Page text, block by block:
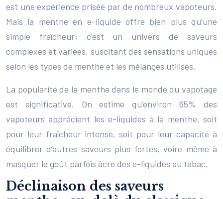
est une expérience prisée par de nombreux vapoteurs.
Mais la menthe en e-liquide offre bien plus qu’une
simple fraîcheur; c’est un univers de saveurs
complexes et variées, suscitant des sensations uniques
selon les types de menthe et les mélanges utilisés.
La popularité de la menthe dans le monde du vapotage
est significative. On estime qu’environ 65% des
vapoteurs apprécient les e-liquides à la menthe, soit
pour leur fraîcheur intense, soit pour leur capacité à
équilibrer d’autres saveurs plus fortes, voire même à
masquer le goût parfois âcre des e-liquides au tabac.
Déclinaison des saveurs